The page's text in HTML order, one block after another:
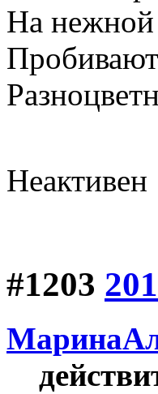
На нежной
Неактивен
#1203